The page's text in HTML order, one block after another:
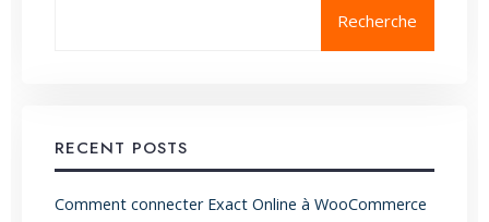
Recherche
RECENT POSTS
Comment connecter Exact Online à WooCommerce